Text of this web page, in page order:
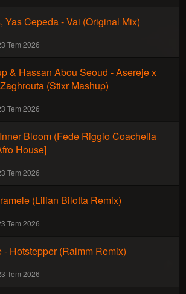
Yas Cepeda - Vai (Original Mix)
Tem 2026
& Hassan Abou Seoud - Asereje x
(Stixr Mashup)
Tem 2026
Bloom (Fede Riggio Coachella
House]
Tem 2026
(Lilian Bilotta Remix)
Tem 2026
- Hotstepper (Ralmm Remix)
Tem 2026